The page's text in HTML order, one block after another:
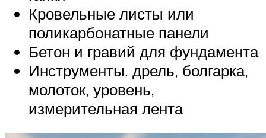
Кровельные листы или
поликарбонатные панели
Бетон и гравий для фундамента
Инструменты. дрель, болгарка,
молоток, уровень,
измерительная лента